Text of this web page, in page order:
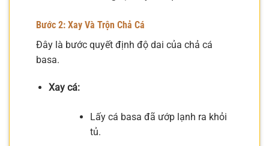
Bước 2: Xay Và Trộn Chả Cá
Đây là bước quyết định độ dai của chả cá
basa.
Xay cá:
Lấy cá basa đã ướp lạnh ra khỏi
tủ.